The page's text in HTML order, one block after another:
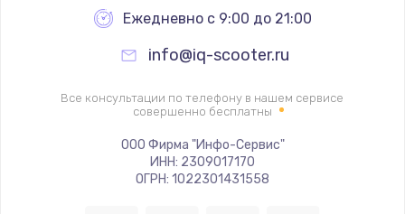
Замена термопредохранителя
700 руб.
Заказать
Замена ТЭНа
2500 руб.
Ежедневно с 9:00 до 21:00
info@iq-scooter.ru
Все консультации по телефону в нашем сервисе
совершенно бесплатны
ООО Фирма "Инфо-Сервис"
ИНН: 2309017170
ОГРН: 1022301431558